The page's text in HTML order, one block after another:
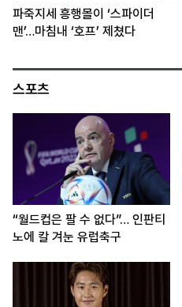
파죽지세 흥행몰이 ‘스파이더
맨’…마침내 ‘호프’ 제쳤다
스포츠
“월드컵은 팔 수 없다”… 인판티
노에 칼 겨눈 유럽축구